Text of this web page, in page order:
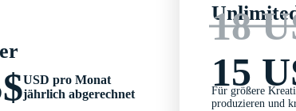
USD pro Monat
jährlich abgerechnet
18
15
Für größere
produzieren und